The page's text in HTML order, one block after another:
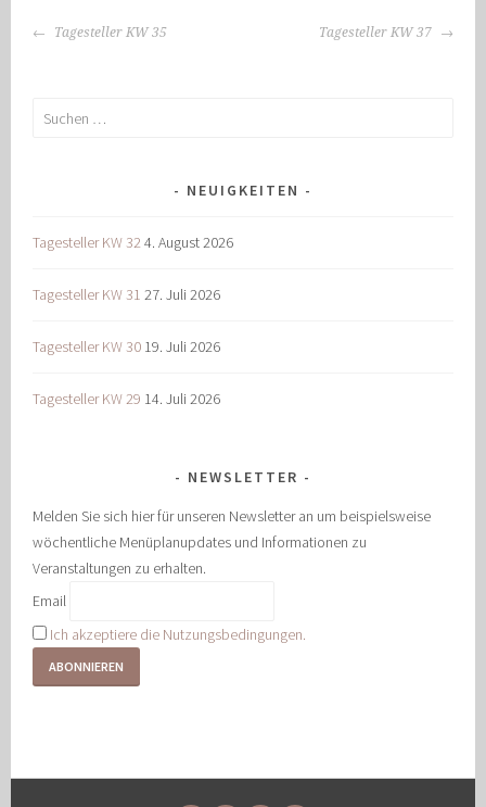
BEITRAGS-
Tagesteller KW 35 Tagesteller KW 37
Suchen
NEUIGKEITEN
Tagesteller KW 324. August 2026
Tagesteller KW 31 27. Juli 2026
Tagesteller KW 30 19. Juli 2026
Tagesteller KW 29 14. Juli 2026
NEWSLETTER
Melden Sie sich hier für unseren Newsletter an um beispielsweise
wöchentliche Menüplanupdates und Informationen zu
Veranstaltungen zu erhalten.
Email
Ich akzeptiere die Nutzungsbedingungen.